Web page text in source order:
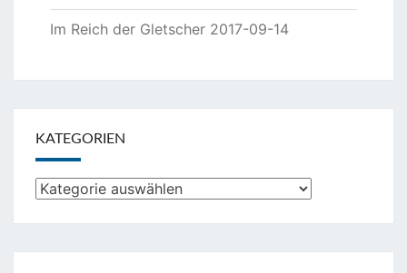
Im Reich der Gletscher 2017-09-14
KATEGORIEN
Kategorien